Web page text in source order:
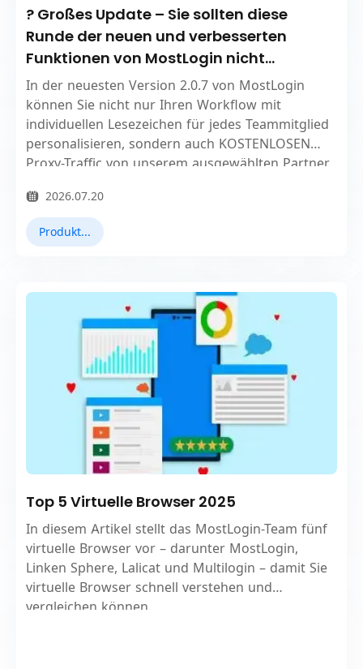
? Großes Update – Sie sollten diese
Runde der neuen und verbesserten
Funktionen von MostLogin nicht
verpassen!
In der neuesten Version 2.0.7 von MostLogin
können Sie nicht nur Ihren Workflow mit
individuellen Lesezeichen für jedes Teammitglied
personalisieren, sondern auch KOSTENLOSEN
Proxy-Traffic von unserem ausgewählten Partner,
2026.07.20
Produkt Updates
Top 5 Virtuelle Browser 2025
In diesem Artikel stellt das MostLogin-Team fünf
virtuelle Browser vor – darunter MostLogin,
Linken Sphere, Lalicat und Multilogin – damit Sie
virtuelle Browser schnell verstehen und
vergleichen können.